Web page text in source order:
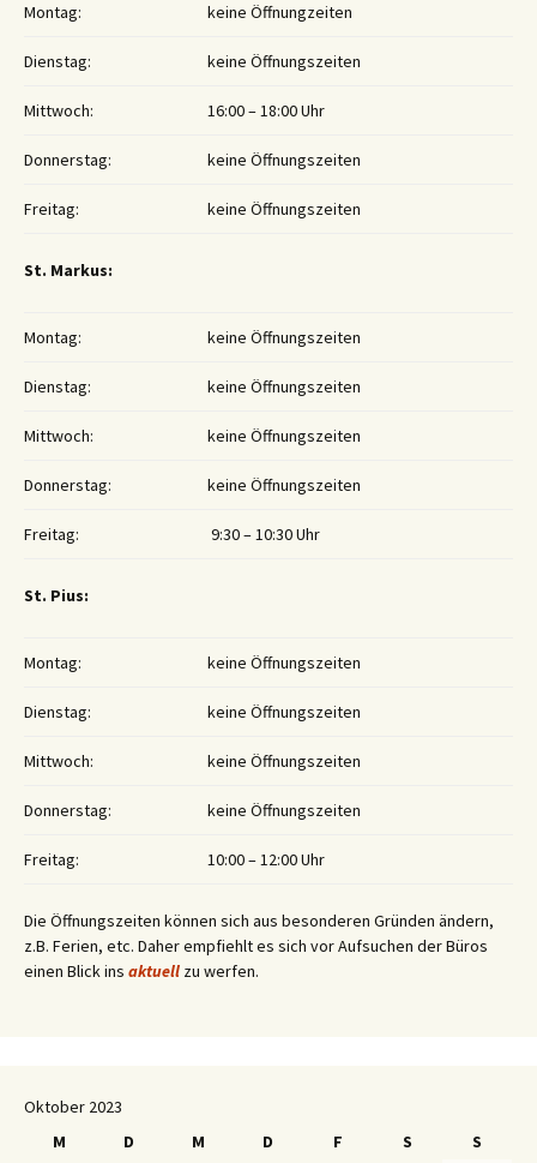
Montag: keine Öffnungzeiten
Dienstag: keine Öffnungszeiten
Mittwoch: 16:00 – 18:00 Uhr
Donnerstag: keine Öffnungszeiten
Freitag: keine Öffnungszeiten
St. Markus:
Montag: keine Öffnungszeiten
Dienstag: keine Öffnungszeiten
Mittwoch: keine Öffnungszeiten
Donnerstag: keine Öffnungszeiten
Freitag: 9:30 – 10:30 Uhr
St. Pius:
Montag: keine Öffnungszeiten
Dienstag: keine Öffnungszeiten
Mittwoch: keine Öffnungszeiten
Donnerstag: keine Öffnungszeiten
Freitag: 10:00 – 12:00 Uhr
Die Öffnungszeiten können sich aus besonderen Gründen ändern,
z.B. Ferien, etc. Daher empfiehlt es sich vor Aufsuchen der Büros
einen Blick ins aktuell zu werfen.
Oktober 2023
M
D M D F S
S